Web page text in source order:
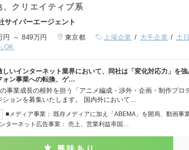
、クリエイティブ系
サイバーエージェント
円 ～ 849万円 東京都 上場企業 大手企業 土
OK
しいインターネット業界において、同社は「変化対応力」を強
ォン事業への転換、ゲ…
事業成長の根幹を担う「アニメ編成・渉外・企画・制作プロ
ションを募集いたします。 国内外において…
■メディア事業： 既存メディアに加え「ABEMA」を開局、動画事
ターネット広告事業： 売上、営業利益率国…